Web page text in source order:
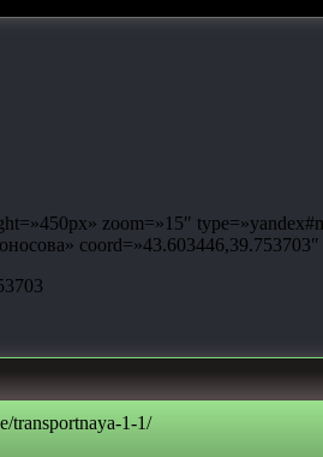
zoom=»15″
transportnaya-1-1/